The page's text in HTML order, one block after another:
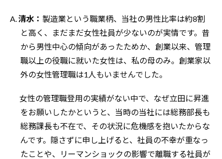
A.清水： 製造業という職業柄、当社の男性比率は約8割
と高く、まだまだ女性社員が少ないのが実情です。昔
から男性中心の傾向があったためか、創業以来、管理
職以上の役職に就いた女性は、私の母のみ。創業家以
外の女性管理職は1人もいませんでした。
女性の管理職登用の実績がない中で、なぜ立田に昇進
をお願いしたかというと、当時の当社には総務部長も
総務課長も不在で、その状況に危機感を抱いたからな
んです。隠さずに申し上げると、社員の不幸が重なっ
たことや、リーマンショックの影響で離職する社員が